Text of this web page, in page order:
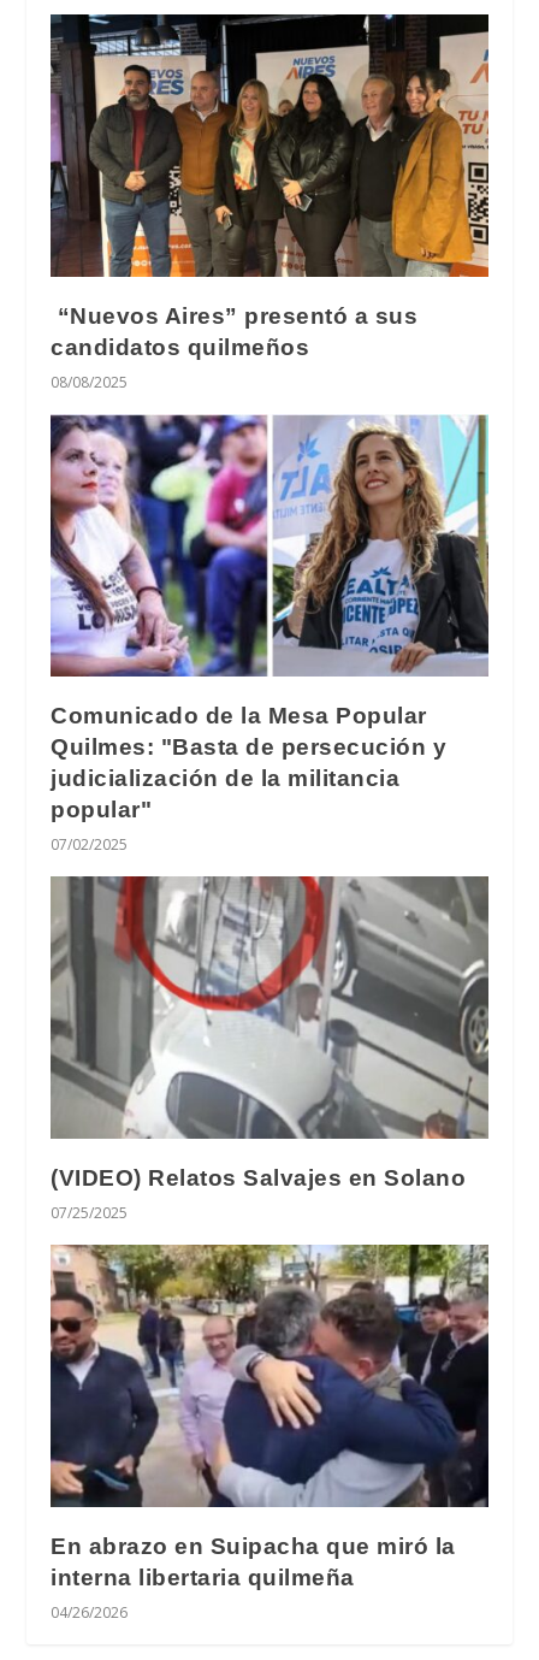
“Nuevos Aires” presentó a sus
candidatos quilmeños
08/08/2025
Comunicado de la Mesa Popular
Quilmes: "Basta de persecución y
judicialización de la militancia
popular"
07/02/2025
(VIDEO) Relatos Salvajes en Solano
07/25/2025
En abrazo en Suipacha que miró la
interna libertaria quilmeña
04/26/2026